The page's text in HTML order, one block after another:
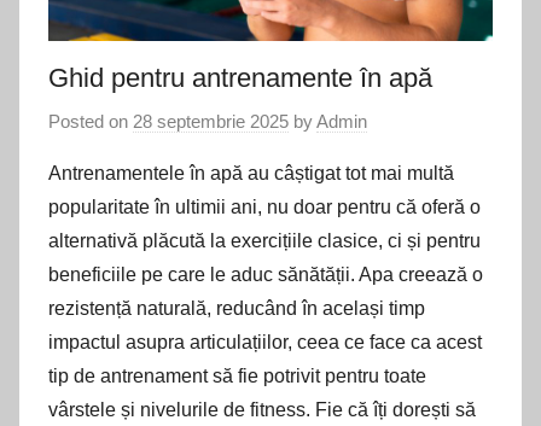
Ghid pentru antrenamente în apă
Posted on 28 septembrie 2025 byAdmin
Antrenamentele în apă au câștigat tot mai multă
popularitate în ultimii ani, nu doar pentru că oferă o
alternativă plăcută la exercițiile clasice, ci și pentru
beneficiile pe care le aduc sănătății. Apa creează o
rezistență naturală, reducând în același timp
impactul asupra articulațiilor, ceea ce face ca acest
tip de antrenament să fie potrivit pentru toate
vârstele și nivelurile de fitness. Fie că îți dorești să